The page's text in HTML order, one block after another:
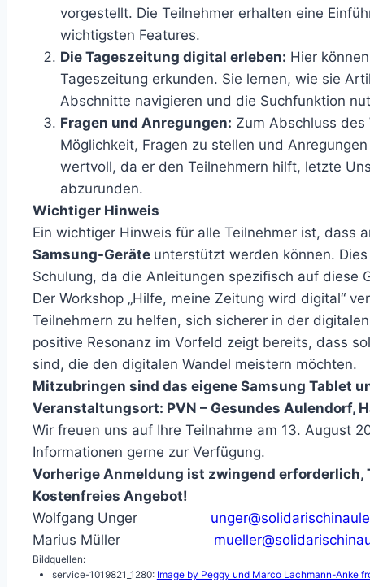
vorgestellt. Die Teilnehmer erhalten eine
wichtigsten Features.
Die Tageszeitung digital erleben: Hier
Tageszeitung erkunden. Sie lernen, wie sie
Abschnitte navigieren und die Suchfunktion
Fragen und Anregungen: Zum Abschluss des
Möglichkeit, Fragen zu stellen und
wertvoll, da er den Teilnehmern hilft, letzte
abzurunden.
Wichtiger Hinweis
Ein wichtiger Hinweis für alle Teilnehmer ist, dass
Samsung-Geräte unterstützt werden können.
Schulung, da die Anleitungen spezifisch auf diese
Der Workshop „Hilfe, meine Zeitung wird digital“
Teilnehmern zu helfen, sich sicherer in der
positive Resonanz im Vorfeld zeigt bereits, dass
sind, die den digitalen Wandel meistern möchten.
Mitzubringen sind das eigene Samsung Tablet
Veranstaltungsort: PVN – Gesundes Aulendorf,
Wir freuen uns auf Ihre Teilnahme am 13. August
Informationen gerne zur Verfügung.
Vorherige Anmeldung ist zwingend erforderlich,
Kostenfreies Angebot!
Wolfgang Unger
Marius Müller
Bildquellen:
service-1019821_1280: Image by Peggy und Marco Lachmann-Anke